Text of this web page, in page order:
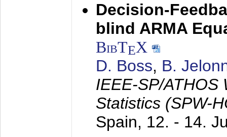
Decision-
blind ARMA
BibTEX
D. Boss, B.
IEEE-SP/ATHOS
Statistics (SPW-
Spain, 12. - 14.